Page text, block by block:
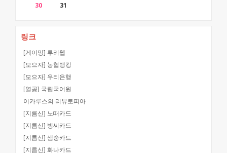
30 31
링크
[게이밍] 루리웹
[모으자] 농협뱅킹
[모으자] 우리은행
[열공] 국립국어원
이카루스의 리뷰토피아
[지름신] 노때카드
[지름신] 빙씨카드
[지름신] 샘숭카드
[지름신] 화나카드